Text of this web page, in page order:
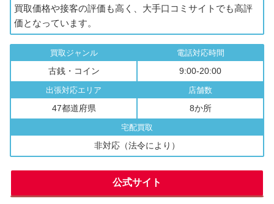
買取価格や接客の評価も高く、大手口コミサイトでも高評
価となっています。
買取ジャンル
古銭・コイン
電話対応時間
9:00-20:00
出張対応エリア
47都道府県
店舗数
8か所
宅配買取
非対応（法令により）
公式サイト